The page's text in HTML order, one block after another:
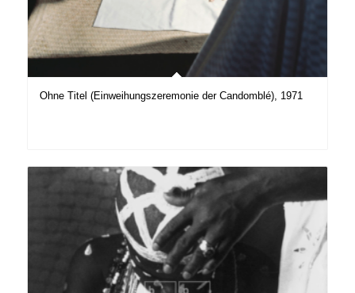
Ohne Titel (Einweihungszeremonie der Candomblé), 1971